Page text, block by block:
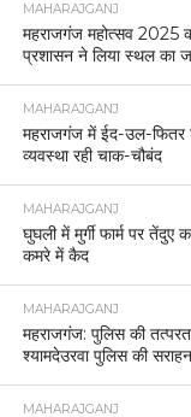
MAHARAJGANJ
महराजगंज महोत्सव 2025
प्रशासन ने लिया स्थल का
MAHARAJGANJ
महराजगंज में ईद-उल-फितर
व्यवस्था रही चाक-चौबंद
MAHARAJGANJ
घुघली में मुर्गी फार्म पर तेंदुए
कमरे में कैद
MAHARAJGANJ
महराजगंज: पुलिस की
श्यामदेउरवा पुलिस की
MAHARAJGANJ